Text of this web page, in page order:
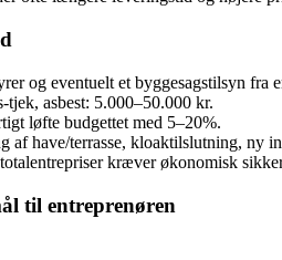
og eventuelt et byggesagstilsyn fra
asbest: 5.000–50.000 kr.
løfte budgettet med 5–20%.
have/terrasse, kloaktilslutning, ny
kræver økonomisk
til entreprenøren